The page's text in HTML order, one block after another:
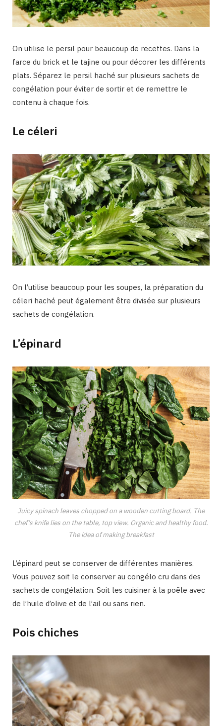
On utilise le persil pour beaucoup de recettes. Dans la
farce du brick et le tajine ou pour décorer les différents
plats. Séparez le persil haché sur plusieurs sachets de
congélation pour éviter de sortir et de remettre le
contenu à chaque fois.
Le céleri
On l’utilise beaucoup pour les soupes, la préparation du
céleri haché peut également être divisée sur plusieurs
sachets de congélation.
L’épinard
Juicy spinach leaves chopped on a wooden cutting board. The
chef’s knife lies on the table, top view. Organic and healthy food.
The idea of making breakfast
L’épinard peut se conserver de différentes manières.
Vous pouvez soit le conserver au congélo cru dans des
sachets de congélation. Soit les cuisiner à la poêle avec
de l’huile d’olive et de l’ail ou sans rien.
Pois chiches